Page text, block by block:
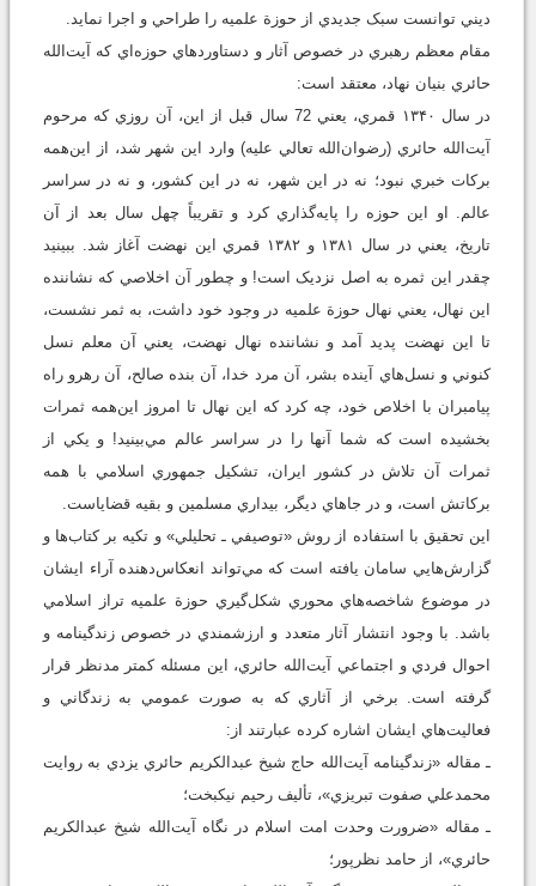
ديني توانست سبک جديدي از حوزة علميه را طراحي و اجرا نمايد.
مقام معظم رهبري در خصوص آثار و دستاوردهاي حوزه‌اي که آيت‌‌الله
حائري بنيان نهاد، معتقد است:
در سال ۱۳۴۰ قمري، يعني 72 سال قبل از اين، آن روزي که مرحوم
آيت‌‌‌‌الله حائري (رضوان‌الله تعالي عليه) وارد اين شهر شد، از اين‌همه
برکات خبري نبود؛ نه در اين شهر، نه در اين کشور، و نه در سراسر
عالم. او اين حوزه را پايه‌‌‌گذاري کرد و تقريباً چهل سال بعد از آن
تاريخ، يعني در سال ۱۳۸۱ و ۱۳۸۲ قمري اين نهضت آغاز شد. ببينيد
چقدر اين ثمره به اصل نزديک است! و چطور آن اخلاصي که نشاننده‌
اين نهال، يعني نهال حوزة علميه در وجود خود داشت، به ثمر نشست،
تا اين نهضت پديد آمد و نشاننده‌ نهال نهضت، يعني آن معلم نسل
کنوني و نسل‌هاي آينده‌ بشر، آن مرد خدا، آن بنده‌‌‌ صالح، آن رهرو راه
پيامبران با اخلاص خود، چه کرد که اين نهال تا امروز اين‌همه ثمرات
بخشيده است که شما آنها را در سراسر عالم مي‌‌‌بينيد! و يکي از
ثمرات آن تلاش در کشور ايران، تشکيل جمهوري اسلامي با همه‌
برکاتش است، و در جاهاي ديگر، بيداري مسلمين و بقيه قضاياست.
اين تحقيق با استفاده از روش «توصيفي ـ تحليلي» و تکيه بر کتاب‌ها و
گزارش‌هايي سامان يافته است که مي‌تواند انعکاس‌دهنده آراء ايشان
در موضوع شاخصه‌هاي محوري شکل‌گيري حوزة علميه تراز اسلامي
باشد. با وجود انتشار آثار متعدد و ارزشمندي در خصوص زندگينامه و
احوال فردي و اجتماعي آيت‌‌الله حائري، اين مسئله کمتر مدنظر قرار
گرفته است. برخي از آثاري که به صورت عمومي به زندگاني و
فعاليت‌هاي ايشان اشاره کرده‌ عبارتند از:
ـ مقاله «زندگينامه آيت‌‌الله حاج شيخ عبدالکريم حائري يزدي به روايت
محمدعلي صفوت تبريزي»، تأليف رحيم نيکبخت؛
ـ مقاله «ضرورت وحدت امت اسلام در نگاه آيت‌‌الله شيخ عبدالکريم
حائري»، از حامد نظرپور؛